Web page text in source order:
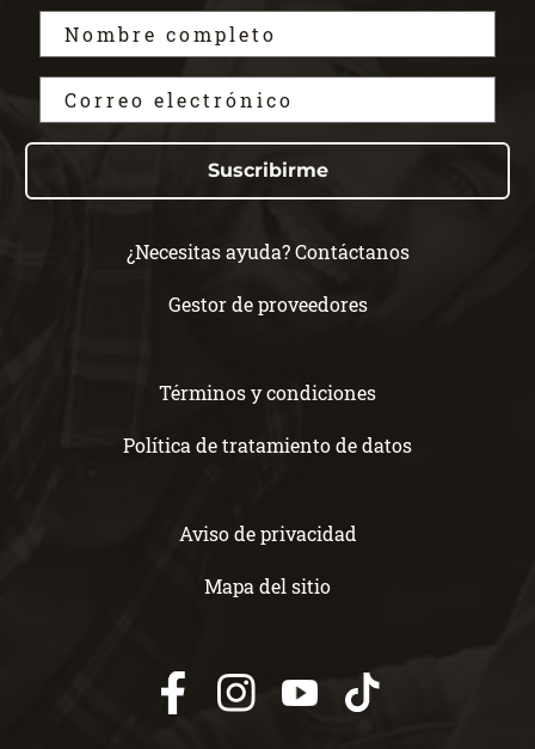
Suscribirme
¿Necesitas ayuda? Contáctanos
Gestor de proveedores
Términos y condiciones
Política de tratamiento de datos
Aviso de privacidad
Mapa del sitio